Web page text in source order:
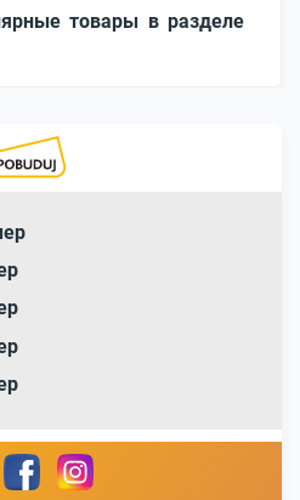
товары в разделе